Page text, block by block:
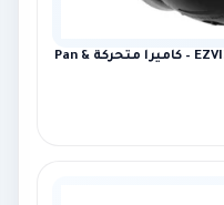
EZVIZ CS-H8C-R100-1K2WKFL-B40 2MP – كاميرا متحركة Pan &